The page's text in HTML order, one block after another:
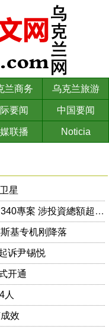
兰商务 乌克兰旅游
要闻 中国要闻
联播
Noticia
星
2025深圳全球招商大會洽談簽約逾340專案 涉投資總額超7700億元
基专机刚降落
诉尹锡悦
开通
人
效